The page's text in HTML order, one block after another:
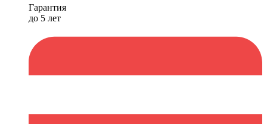
Гарантия
до 5 лет